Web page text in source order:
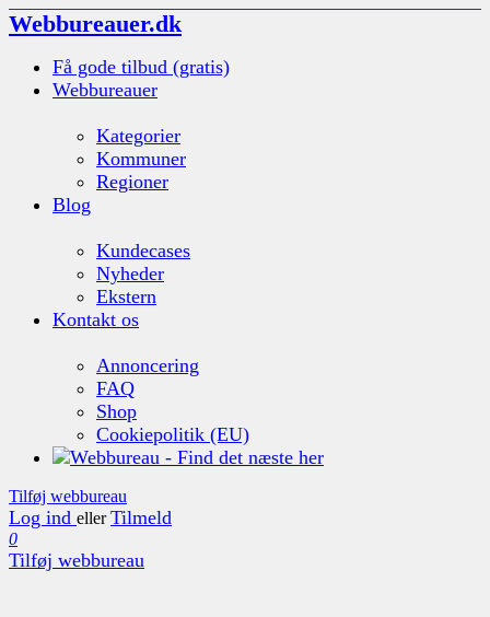
Webbureauer.dk
Få gode tilbud (gratis)
Webbureauer
Kategorier
Kommuner
Regioner
Blog
Kundecases
Nyheder
Ekstern
Kontakt os
Annoncering
FAQ
Shop
Cookiepolitik (EU)
Tilføj webbureau
Log ind eller Tilmeld
0
Tilføj webbureau